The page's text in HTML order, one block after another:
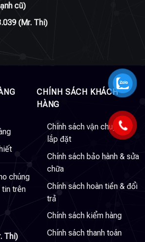
cũ)
(Mr. Thi)
chúng
tin trên
Thi)
CHÍNH SÁCH KHÁCH
HÀNG
Chính sách vận chuyển &
lắp đặt
Chính sách bảo hành & sửa
chữa
Chính sách hoàn tiền & đổi
trả
Chính sách kiểm hàng
Chính sách thanh toán